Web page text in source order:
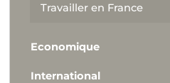
Travailler en France
Economique
International